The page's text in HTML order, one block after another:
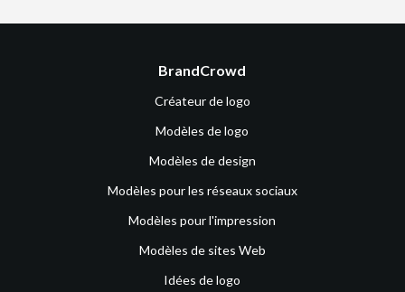
BrandCrowd
Créateur de logo
Modèles de logo
Modèles de design
Modèles pour les réseaux sociaux
Modèles pour l'impression
Modèles de sites Web
Idées de logo